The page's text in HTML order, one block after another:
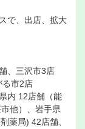
で、出店、拡大
、三沢市3店
る市2店
内 12店舗（能
他）、岩手県
薬局) 42店舗、